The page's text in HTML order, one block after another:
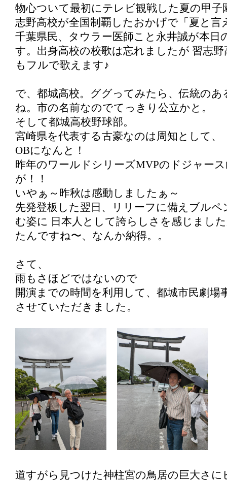
物心ついて最初にテレビ観戦した夏の甲子
志野高校が全国制覇したおかげで「夏と言
千葉県民、タウラー医師こと永井誠が本日
す。出身高校の校歌は忘れましたが 習志
もフルで歌えます♪
で、都城高校。ググってみたら、伝統のあ
ね。市の名前なのでてっきり公立かと。
そして都城高校野球部。
宮崎県を代表する古豪なのは周知として、
OBになんと！
昨年のワールドシリーズMVPのドジャー
が！！
いやぁ～昨秋は感動しましたぁ～
先発登板した翌日、リリーフに備えブルペ
む姿に 日本人として誇らしさを感じまし
たんですね〜、なんか納得。。
さて、
雨もさほどではないので
開演までの時間を利用して、都城市民劇場
させていただきました。
道すがら見つけた神柱宮の鳥居の巨大さに